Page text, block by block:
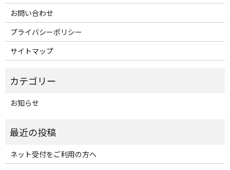
お問い合わせ
プライバシーポリシー
サイトマップ
お知らせ
ネット受付をご利用の方へ